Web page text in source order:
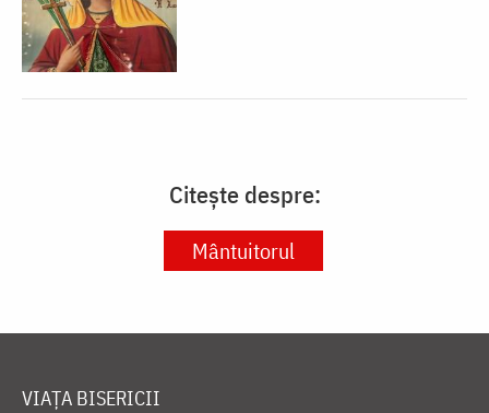
Citește despre:
Mântuitorul
VIAȚA BISERICII